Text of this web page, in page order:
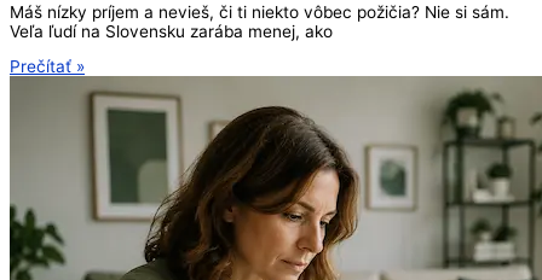
Máš nízky príjem a nevieš, či ti niekto vôbec požičia? Nie si sám.
Veľa ľudí na Slovensku zarába menej, ako
Prečítať »